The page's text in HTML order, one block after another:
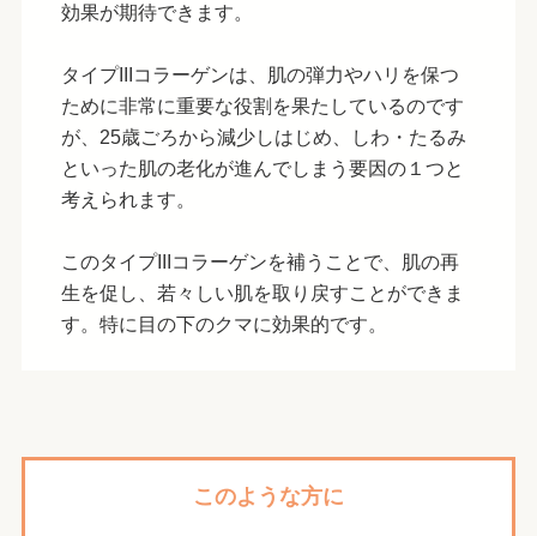
効果が期待できます。
タイプIIIコラーゲンは、肌の弾力やハリを保つ
ために非常に重要な役割を果たしているのです
が、25歳ごろから減少しはじめ、しわ・たるみ
といった肌の老化が進んでしまう要因の１つと
考えられます。
このタイプIIIコラーゲンを補うことで、肌の再
生を促し、若々しい肌を取り戻すことができま
す。特に目の下のクマに効果的です。
このような方に